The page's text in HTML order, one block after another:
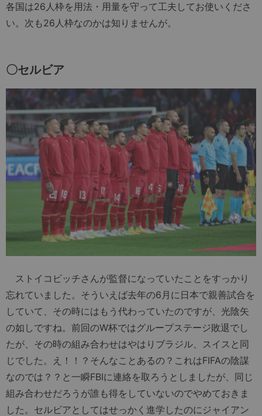
各国は26人枠を用法・用量を守って工夫してお使いくださ
い。次も26人枠なのかは知りませんが。
〇セルビア
ストイコビッチさんが監督になっていたことをすっかり
忘れていました。そういえば去年の6月に日本で親善試合を
していて、その時にはもう代わっていたのですが、光陰矢
の如しですね。前回のW杯ではグループステージ敗退でし
たが、その時の組み合わせはやはりブラジル、スイスと同
じでした。え！！？そんなことあるの？これはFIFAの陰謀
なのでは？？と一瞬FBIに連絡を取ろうとしましたが、同じ
組み合わせだろうが誰も得をしていないのでやめておきま
した。セルビアとしてはせっかく進学したのにジャイアン